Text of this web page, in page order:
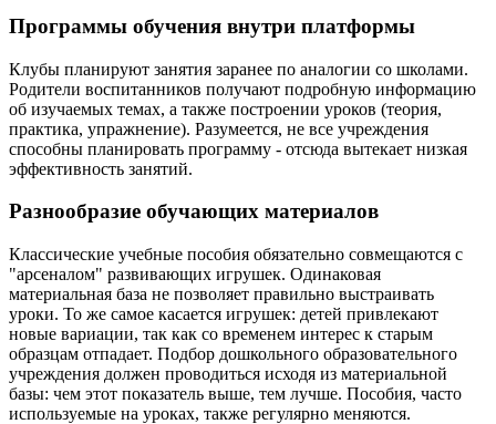
Программы обучения внутри платформы
Клубы планируют занятия заранее по аналогии со школами.
Родители воспитанников получают подробную информацию
об изучаемых темах, а также построении уроков (теория,
практика, упражнение). Разумеется, не все учреждения
способны планировать программу - отсюда вытекает низкая
эффективность занятий.
Разнообразие обучающих материалов
Классические учебные пособия обязательно совмещаются с
"арсеналом" развивающих игрушек. Одинаковая
материальная база не позволяет правильно выстраивать
уроки. То же самое касается игрушек: детей привлекают
новые вариации, так как со временем интерес к старым
образцам отпадает. Подбор дошкольного образовательного
учреждения должен проводиться исходя из материальной
базы: чем этот показатель выше, тем лучше. Пособия, часто
используемые на уроках, также регулярно меняются.